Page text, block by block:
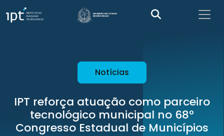
Notícias
IPT reforça atuação como parceiro
tecnológico municipal no 68º
Congresso Estadual de Municípios